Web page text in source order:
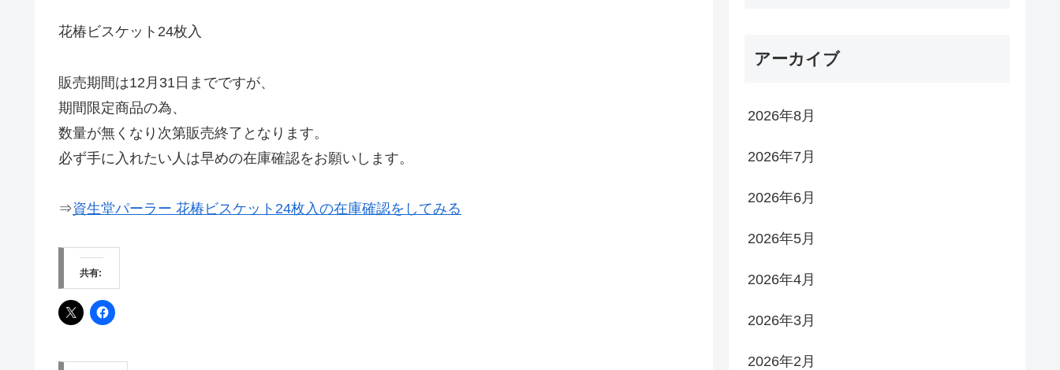
花椿ビスケット24枚入
販売期間は12月31日までですが、
期間限定商品の為、
数量が無くなり次第販売終了となります。
必ず手に入れたい人は早めの在庫確認をお願いします。
⇒資生堂パーラー 花椿ビスケット24枚入の在庫確認をしてみる
共有:
アーカイブ
2026年8月
2026年7月
2026年6月
2026年5月
2026年4月
2026年3月
2026年2月